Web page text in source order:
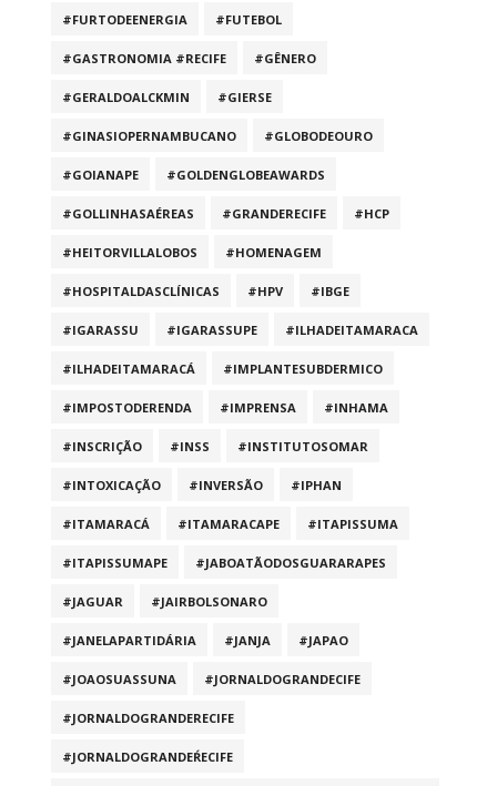
#FURTODEENERGIA #FUTEBOL
#GASTRONOMIA #RECIFE #GÊNERO
#GERALDOALCKMIN #GIERSE
#GINASIOPERNAMBUCANO #GLOBODEOURO
#GOIANAPE #GOLDENGLOBEAWARDS
#GOLLINHASAÉREAS #GRANDERECIFE #HCP
#HEITORVILLALOBOS #HOMENAGEM
#HOSPITALDASCLÍNICAS #HPV #IBGE
#IGARASSU #IGARASSUPE #ILHADEITAMARACA
#ILHADEITAMARACÁ #IMPLANTESUBDERMICO
#IMPOSTODERENDA #IMPRENSA #INHAMA
#INSCRIÇÃO #INSS #INSTITUTOSOMAR
#INTOXICAÇÃO #INVERSÃO #IPHAN
#ITAMARACÁ #ITAMARACAPE #ITAPISSUMA
#ITAPISSUMAPE #JABOATÃODOSGUARARAPES
#JAGUAR #JAIRBOLSONARO
#JANELAPARTIDÁRIA #JANJA #JAPAO
#JOAOSUASSUNA #JORNALDOGRANDECIFE
#JORNALDOGRANDERECIFE
#JORNALDOGRANDEŔECIFE